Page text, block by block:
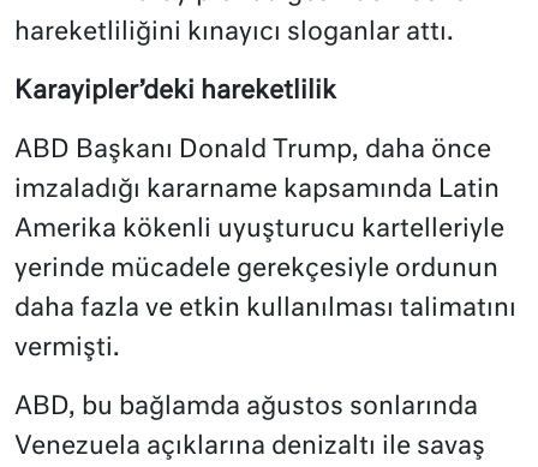
hareketliliğini kınayıcı sloganlar attı.
Karayipler’deki hareketlilik
ABD Başkanı Donald Trump, daha önce
imzaladığı kararname kapsamında Latin
Amerika kökenli uyuşturucu kartelleriyle
yerinde mücadele gerekçesiyle ordunun
daha fazla ve etkin kullanılması talimatını
vermişti.
ABD, bu bağlamda ağustos sonlarında
Venezuela açıklarına denizaltı ile savaş